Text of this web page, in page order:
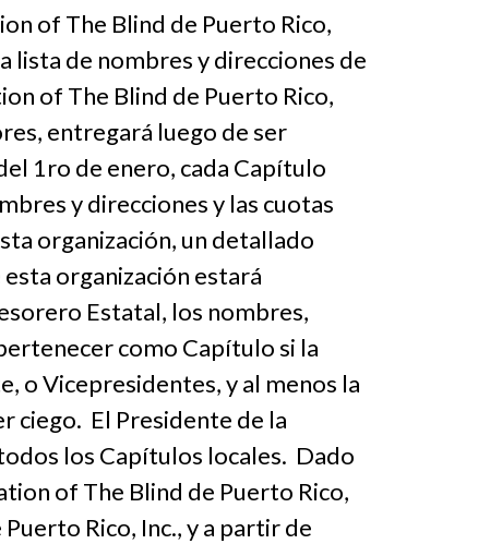
of The Blind de Puerto Rico,
lista de nombres y direcciones de
of The Blind de Puerto Rico,
entregará luego de ser
1ro de enero, cada Capítulo
y direcciones y las cuotas
organización, un detallado
organización estará
Estatal, los nombres,
como Capítulo si la
o Vicepresidentes, y al menos la
ciego. El Presidente de la
los Capítulos locales. Dado
of The Blind de Puerto Rico,
Rico, Inc., y a partir de